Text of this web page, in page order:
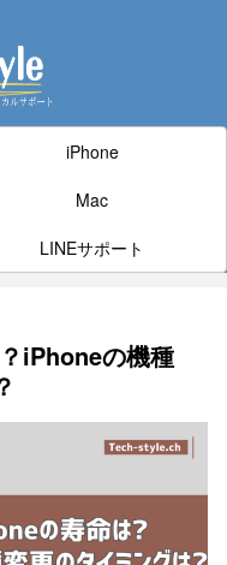
iPhone
Mac
LINEサポート
iPhoneの機種